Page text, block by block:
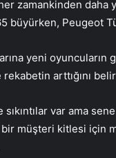
zamankinden daha
büyürken, Peugeot
yeni
rekabetin arttığını
var ama
bir müşteri kitlesi için